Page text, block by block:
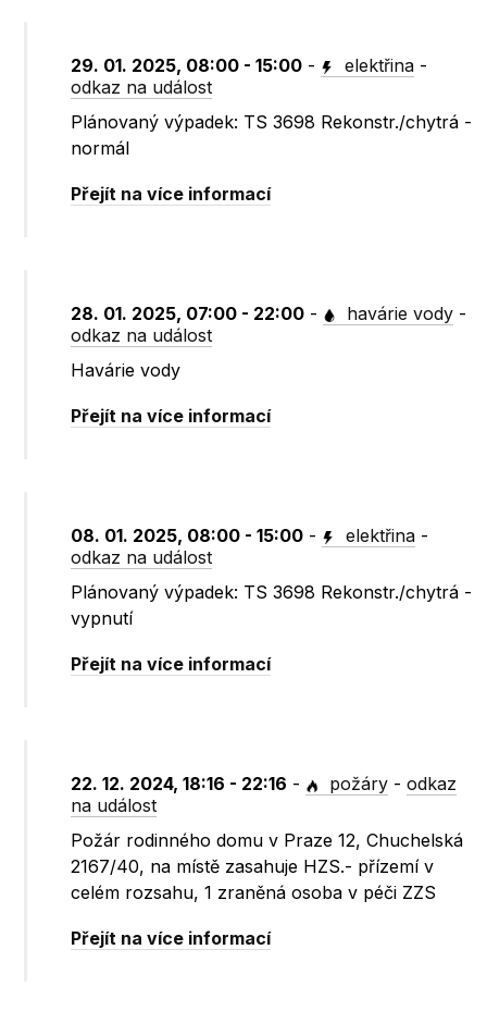
29. 01. 2025, 08:00 - 15:00 - elektřina -
odkaz na událost
Plánovaný výpadek: TS 3698 Rekonstr./chytrá -
normál
Přejít na více informací
28. 01. 2025, 07:00 - 22:00 - havárie vody -
odkaz na událost
Havárie vody
Přejít na více informací
08. 01. 2025, 08:00 - 15:00 - elektřina -
odkaz na událost
Plánovaný výpadek: TS 3698 Rekonstr./chytrá -
vypnutí
Přejít na více informací
22. 12. 2024, 18:16 - 22:16 - požáry -odkaz
na událost
Požár rodinného domu v Praze 12, Chuchelská
2167/40, na místě zasahuje HZS.- přízemí v
celém rozsahu, 1 zraněná osoba v péči ZZS
Přejít na více informací